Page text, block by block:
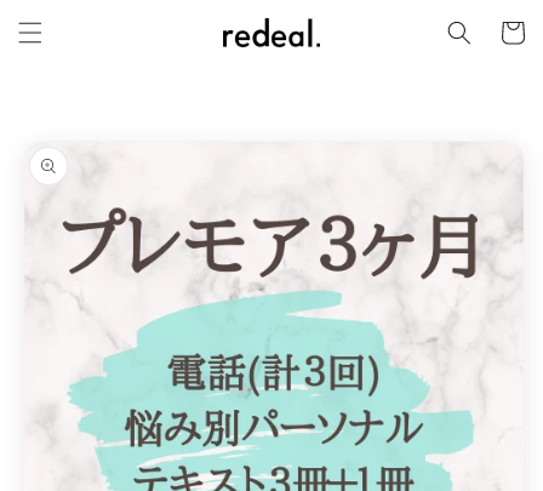
ンツに
進む
ー
キップ